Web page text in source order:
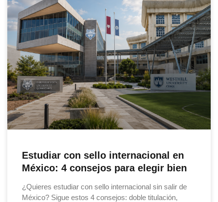
Estudiar con sello internacional en
México: 4 consejos para elegir bien
¿Quieres estudiar con sello internacional sin salir de
México? Sigue estos 4 consejos: doble titulación,